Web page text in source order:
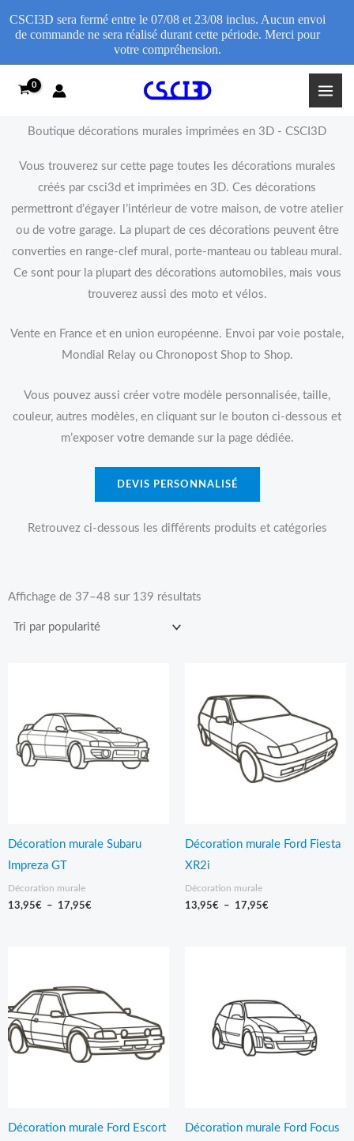
Boutique décorations murales imprimées en 3D - CSCI3D
Vous trouverez sur cette page toutes les décorations murales
créés par csci3d et imprimées en 3D. Ces décorations
permettront d’égayer l’intérieur de votre maison, de votre atelier
ou de votre garage. La plupart de ces décorations peuvent être
converties en range-clef mural, porte-manteau ou tableau mural.
Ce sont pour la plupart des décorations automobiles, mais vous
trouverez aussi des moto et vélos.
Vente en France et en union européenne. Envoi par voie postale,
Mondial Relay ou Chronopost Shop to Shop.
Vous pouvez aussi créer votre modèle personnalisée, taille,
couleur, autres modèles, en cliquant sur le bouton ci-dessous et
m’exposer votre demande sur la page dédiée.
DEVIS PERSONNALISÉ
Retrouvez ci-dessous les différents produits et catégories
Affichage de 37–48 sur 139 résultats
Décoration murale Subaru
Impreza GT
Décoration murale
13,95€ – 17,95€
17,95€
Décoration murale Ford Fiesta
XR2i
Décoration murale
13,95€ – 17,95€
prix :
13,95€
à
17,95€
Décoration murale Ford Escort
13,95€
19,95€
Décoration murale Ford Focus
à
19,95€
CSCI3D sera fermé entre le 07/08 et 23/08 inclus. Aucun envoi
de commande ne sera réalisé durant cette période. Merci pour
votre compréhension.